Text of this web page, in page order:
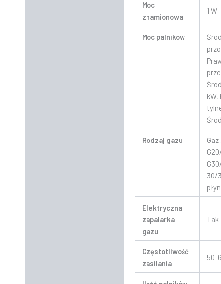
Moc
znamionowa
1 W
Moc palników
kW,
Rodzaj gazu
Gaz
30/
Elektryczna
zapalarka
gazu
Tak
Częstotliwość
zasilania
50-